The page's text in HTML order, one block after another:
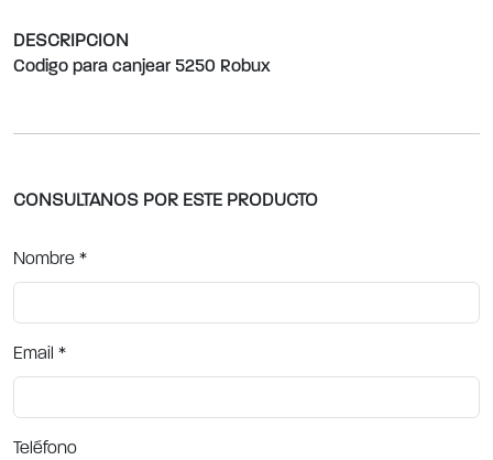
DESCRIPCION
Codigo para canjear 5250 Robux
CONSULTANOS POR ESTE PRODUCTO
Nombre *
Email *
Teléfono